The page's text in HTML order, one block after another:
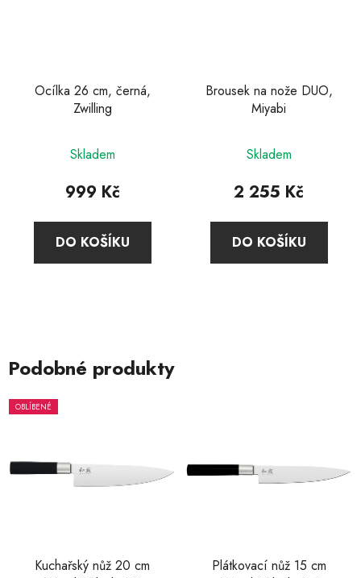
Ocílka 26 cm, černá,
Zwilling
hodnocení
produktu
5,0
z
Skladem
999 Kč
DO KOŠÍKU
Brousek na nože DUO,
Miyabi
hodnocení
produktu
3,5
z
Skladem
2 255 Kč
DO KOŠÍKU
Podobné produkty
OBLÍBENÉ
Kuchařský nůž 20 cm
Plátkovací nůž 15 cm